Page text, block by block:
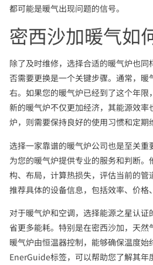
都可能是暖气出现问题的信号。
密西沙加暖气如
除了及时维修，选择合适的暖气炉也
否需要更换是一个关键步骤。通常，
右。如果您的暖气炉已经到了这个年限
新的暖气炉不仅更加经济，其能源效
炉，则需要保持良好的使用习惯和定期
选择一家靠谱的暖气炉公司也是至关重
为您的暖气炉提供专业的服务和判断
构、布局，计算热损失，评估当前的管
推荐具体的设备信息，包括效率、价格
对于暖气炉和空调，选择能源之星认
省更多能耗。特别是在密西沙加，天
暖气炉由恒温器控制，能够确保温度始
EnerGuide标签，可以帮助您了解其年